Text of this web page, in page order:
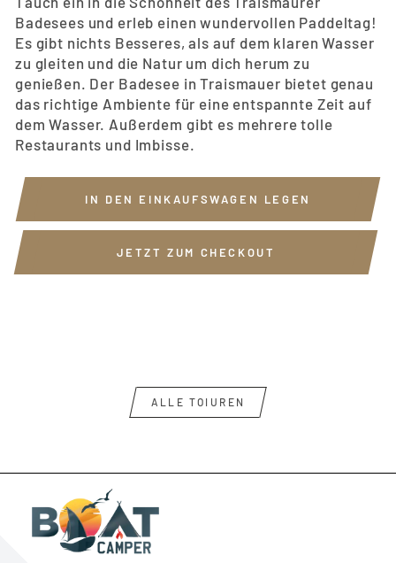
Badesees und erleb einen wundervollen Paddeltag!
Es gibt nichts Besseres, als auf dem klaren Wasser
zu gleiten und die Natur um dich herum zu
genießen. Der Badesee in Traismauer bietet genau
das richtige Ambiente für eine entspannte Zeit auf
dem Wasser. Außerdem gibt es mehrere tolle
Restaurants und Imbisse.
IN DEN EINKAUFSWAGEN LEGEN
JETZT ZUM CHECKOUT
ALLE TOIUREN
Melden Sie sich bei Ihrem Konto an, um
Produkte zu Ihrer Wunschliste hinzuzufügen
und Ihre zuvor gespeicherten Artikel
anzuzeigen.